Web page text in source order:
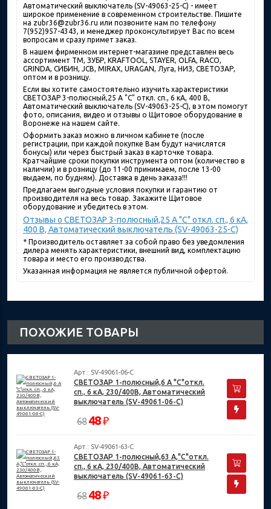
Автоматический выключатель (SV-49063-25-C) - имеет
широкое применение в современном строительстве. Пишите
на zubr36@zubr36.ru или позвоните нам по телефону
7(952)957-4343, и менеджер проконсультирует Вас по всем
вопросам и сразу примет заказ.
В нашем фирменном интернет-магазине представлен весь
ассортимент ТМ, ЗУБР, KRAFTOOL, STAYER, OLFA, RACO,
GRINDA, СИБИН, JCB, MIRAX, URAGAN, Луга, НИЗ, СВЕТОЗАР,
оптом и в розницу.
Если вы хотите самостоятельно изучить характеристики
СВЕТОЗАР 3-полюсный,25 A "C" откл. сп., 6 кА, 400 В,
Автоматический выключатель (SV-49063-25-C), в этом помогут
фото, описания, видео и отзывы о Щитовое оборудование в
Воронеже на нашем сайте.
Оформить заказ можно в личном кабинете (после
регистрации, при каждой покупке Вам будут начислятся
бонусы) или через быстрый заказ в карточке товара.
Кратчайшие сроки покупки инструмента оптом (количество в
наличии) и в розницу (до 11-00 принимаем, после 13-00
выдаем, по будням). Доставка в день заказа!!!
Предлагаем выгодные условия покупки и гарантию от
производителя на весь товар. Закажите Щитовое
оборудование и убедитесь в этом.
Отзывы о СВЕТОЗАР 3-полюсный,25 A "C" откл. сп., 6 кА,
400 В, Автоматический выключатель (SV-49063-25-C)
* Производитель оставляет за собой право без уведомления
дилера менять характеристики, внешний вид, комплектацию
товара и место его производства.
Указанная информация не является публичной офертой.
ПОХОЖИЕ ТОВАРЫ
Арт.: SV-49061-06-C
СВЕТОЗАР 1-полюсный,6 A "C"откл.
сп., 6 кА, 230/400В, Автоматический
выключатель (SV-49061-06-C)
68 48₽
Арт.: SV-49061-63-C
СВЕТОЗАР 1-полюсный,63 A,"C"откл.
сп., 6 кА, 230/400В, Автоматический
выключатель (SV-49061-63-C)
68 48₽